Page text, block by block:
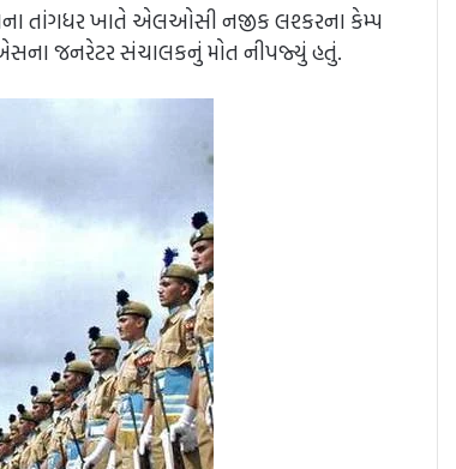
તાંગધર ખાતે એલઓસી નજીક લશ્કરના કેમ્પ
જનરેટર સંચાલકનું મોત નીપજ્યું હતું.